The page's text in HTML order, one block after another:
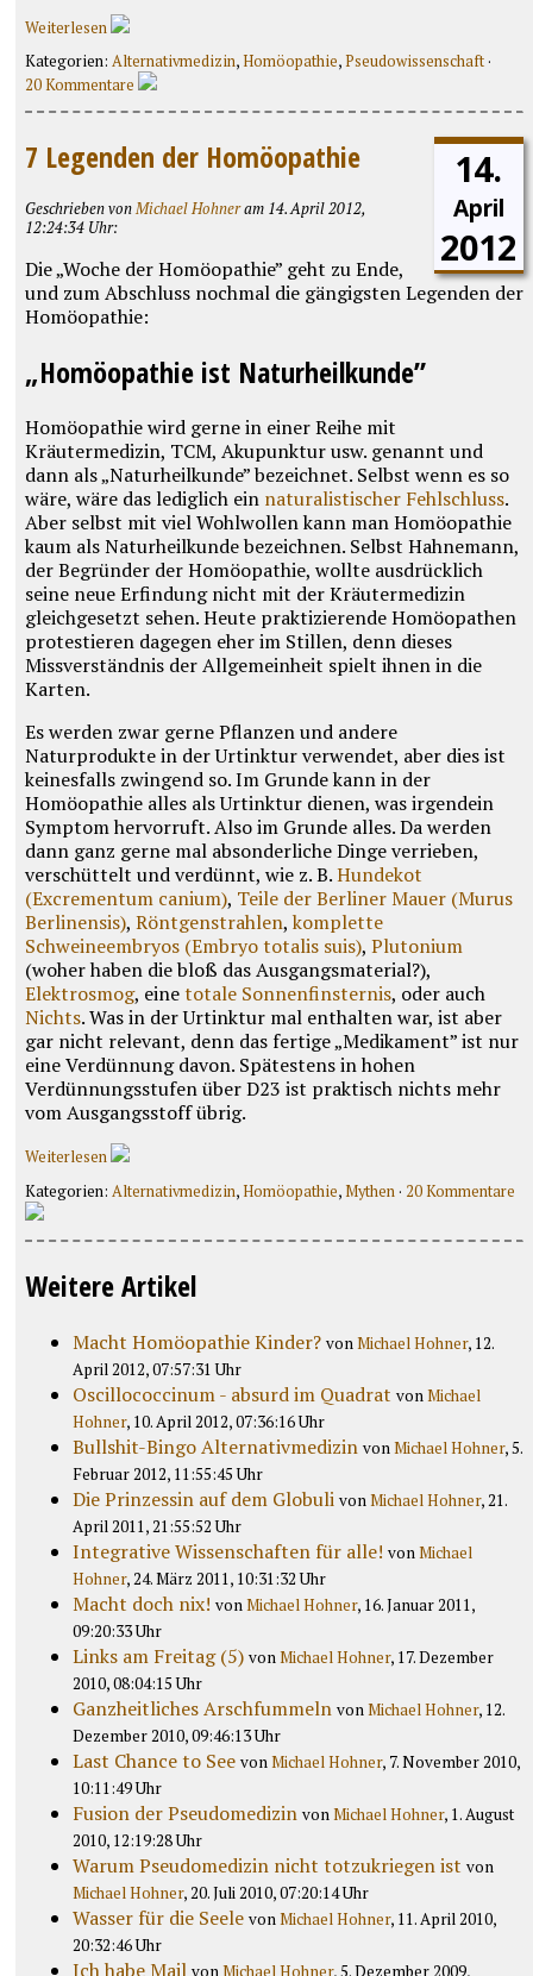
Weiterlesen
Kategorien: Alternativmedizin,Homöopathie,Pseudowissenschaft·
20 Kommentare
14.
April
2012
7 Legenden der Homöopathie
Geschrieben vonMichael Hohneram 14. April 2012,
12:24:34 Uhr:
Die „Woche der Homöopathie” geht zu Ende,
und zum Abschluss nochmal die gängigsten Legenden der
Homöopathie:
„Homöopathie ist Naturheilkunde”
Homöopathie wird gerne in einer Reihe mit
Kräutermedizin, TCM, Akupunktur usw. genannt und
dann als „Naturheilkunde” bezeichnet. Selbst wenn es so
wäre, wäre das lediglich ein naturalistischer Fehlschluss.
Aber selbst mit viel Wohlwollen kann man Homöopathie
kaum als Naturheilkunde bezeichnen. Selbst Hahnemann,
der Begründer der Homöopathie, wollte ausdrücklich
seine neue Erfindung nicht mit der Kräutermedizin
gleichgesetzt sehen. Heute praktizierende Homöopathen
protestieren dagegen eher im Stillen, denn dieses
Missverständnis der Allgemeinheit spielt ihnen in die
Karten.
Es werden zwar gerne Pflanzen und andere
Naturprodukte in der Urtinktur verwendet, aber dies ist
keinesfalls zwingend so. Im Grunde kann in der
Homöopathie alles als Urtinktur dienen, was irgendein
Symptom hervorruft. Also im Grunde alles. Da werden
dann ganz gerne mal absonderliche Dinge verrieben,
verschüttelt und verdünnt, wie z. B.Hundekot
(Excrementum canium), Teile der Berliner Mauer (Murus
Berlinensis), Röntgenstrahlen,komplette
Schweineembryos (Embryo totalis suis), Plutonium
(woher haben die bloß das Ausgangsmaterial?),
Elektrosmog, einetotale Sonnenfinsternis, oder auch
Nichts. Was in der Urtinktur mal enthalten war, ist aber
gar nicht relevant, denn das fertige „Medikament” ist nur
eine Verdünnung davon. Spätestens in hohen
Verdünnungsstufen über D23 ist praktisch nichts mehr
vom Ausgangsstoff übrig.
Weiterlesen
Kategorien: Alternativmedizin,Homöopathie,Mythen· 20 Kommentare
Weitere Artikel
Macht Homöopathie Kinder? vonMichael Hohner, 12.
April 2012, 07:57:31 Uhr
Oscillococcinum - absurd im Quadrat vonMichael
Hohner, 10. April 2012, 07:36:16 Uhr
Bullshit-Bingo Alternativmedizin vonMichael Hohner, 5.
Februar 2012, 11:55:45 Uhr
Die Prinzessin auf dem Globuli vonMichael Hohner, 21.
April 2011, 21:55:52 Uhr
Integrative Wissenschaften für alle! vonMichael
Hohner, 24. März 2011, 10:31:32 Uhr
Macht doch nix! vonMichael Hohner, 16. Januar 2011,
09:20:33 Uhr
Links am Freitag (5) vonMichael Hohner, 17. Dezember
2010, 08:04:15 Uhr
Ganzheitliches Arschfummeln vonMichael Hohner, 12.
Dezember 2010, 09:46:13 Uhr
Last Chance to See vonMichael Hohner, 7. November 2010,
10:11:49 Uhr
Fusion der Pseudomedizin vonMichael Hohner, 1. August
2010, 12:19:28 Uhr
Warum Pseudomedizin nicht totzukriegen ist von
Michael Hohner, 20. Juli 2010, 07:20:14 Uhr
Wasser für die Seele vonMichael Hohner, 11. April 2010,
20:32:46 Uhr
Ich habe Mail von Michael Hohner, 5. Dezember 2009,